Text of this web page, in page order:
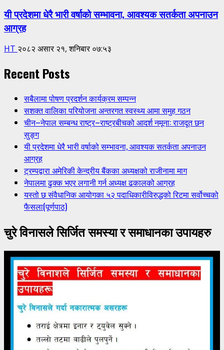
यी प्रदेशमा धेरै भारी वर्षाको सम्भावना, आवश्यक सतर्कता अपनाउन
आग्रह
HT २०८२ असार २१, शनिबार ०७:५३
Recent Posts
सबैलामा पोषण प्रदर्शन कार्यक्रम सम्पन्न
सशक्त वालिका परियोजना अन्तरगत स्वस्थ्य आमा समुह गठन
चीन–नेपाल सम्बन्ध राष्ट्र–राष्ट्रबीचको आदर्श नमूना: राजदूत छन
सुङ्ग
यी प्रदेशमा धेरै भारी वर्षाको सम्भावना, आवश्यक सतर्कता अपनाउन
आग्रह
ट्रम्पद्वारा अमेरिकी केन्द्रीय बैंकका अध्यक्षको राजीनामा माग
नेपालमा ढुक्क भएर लगानी गर्न अध्यक्ष ढकालको आग्रह
यस्तो छ संवैधानिक आयोगका ५२ पदाधिकारीविरुद्धको रिटमा सर्वोच्चको
फैसला(पूर्णपाठ)
चुरे विनासले सिर्जित समस्या र समाधानका उपायहरु